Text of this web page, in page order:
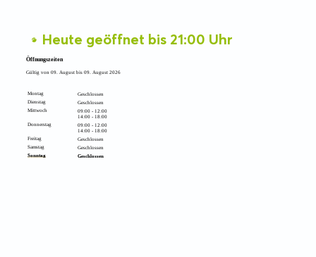
Heute geöffnet bis 21:00 Uhr
Öffnungszeiten
Gültig von 09. August bis 09. August 2026
Montag
Geschlossen
Dienstag
Geschlossen
Mittwoch
09:00 - 12:00
14:00 - 18:00
Donnerstag
09:00 - 12:00
14:00 - 18:00
Freitag
Geschlossen
Samstag
Geschlossen
Sonntag
Geschlossen